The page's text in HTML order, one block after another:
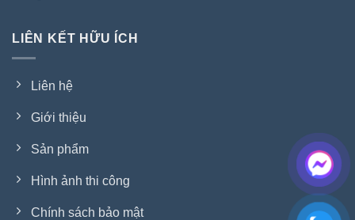
LIÊN KẾT HỮU ÍCH
Liên hệ
Giới thiệu
Sản phẩm
Hình ảnh thi công
Chính sách bảo mật